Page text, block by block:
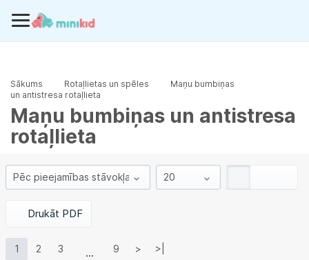
Sākums Rotaļlietas un spēles
Maņu bumbiņas
un antistresa rotaļlieta
Maņu bumbiņas un antistresa
rotaļlieta
Drukāt PDF
1 2 3 9 > >|